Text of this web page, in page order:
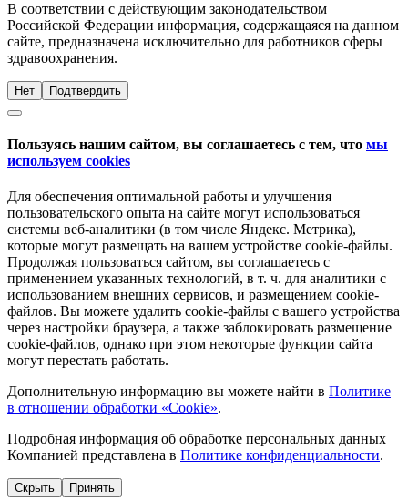
В соответствии с действующим законодательством
Российской Федерации информация, содержащаяся на данном
сайте, предназначена исключительно для работников сферы
здравоохранения.
Нет Подтвердить
Пользуясь нашим сайтом, вы соглашаетесь с тем, что мы
используем cookies
Для обеспечения оптимальной работы и улучшения
пользовательского опыта на сайте могут использоваться
системы веб-аналитики (в том числе Яндекс. Метрика),
которые могут размещать на вашем устройстве cookie-файлы.
Продолжая пользоваться сайтом, вы соглашаетесь с
применением указанных технологий, в т. ч. для аналитики с
использованием внешних сервисов, и размещением cookie-
файлов. Вы можете удалить cookie-файлы с вашего устройства
через настройки браузера, а также заблокировать размещение
cookie-файлов, однако при этом некоторые функции сайта
могут перестать работать.
Дополнительную информацию вы можете найти в Политике
в отношении обработки «Cookie».
Подробная информация об обработке персональных данных
Компанией представлена в Политике конфиденциальности.
Скрыть Принять